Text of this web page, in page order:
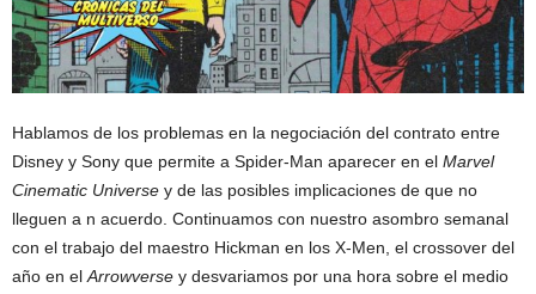
Hablamos de los problemas en la negociación del contrato entre
Disney y Sony que permite a Spider-Man aparecer en el Marvel
Cinematic Universe y de las posibles implicaciones de que no
lleguen a n acuerdo. Continuamos con nuestro asombro semanal
con el trabajo del maestro Hickman en los X-Men, el crossover del
año en el Arrowverse y desvariamos por una hora sobre el medio